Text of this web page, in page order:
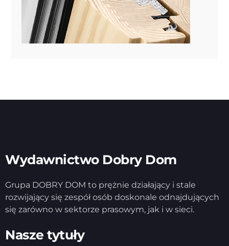
Wydawnictwo Dobry Dom
Grupa DOBRY DOM to prężnie działający i stale
rozwijający się zespół osób doskonale odnajdujących
się zarówno w sektorze prasowym, jak i w sieci.
Nasze tytuły